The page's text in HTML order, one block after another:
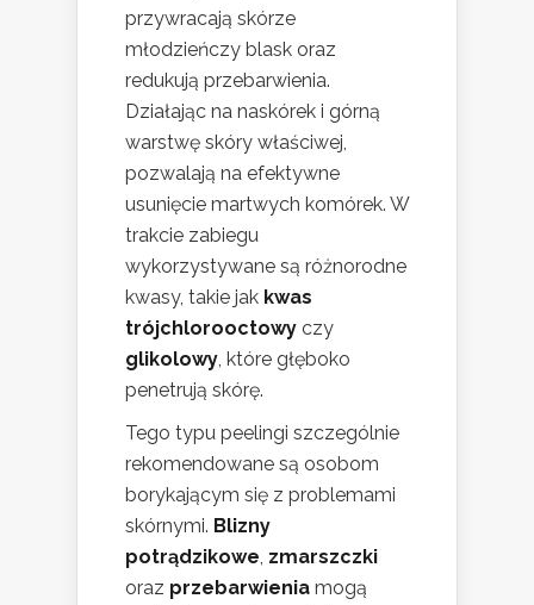
przywracają skórze
młodzieńczy blask oraz
redukują przebarwienia.
Działając na naskórek i górną
warstwę skóry właściwej,
pozwalają na efektywne
usunięcie martwych komórek. W
trakcie zabiegu
wykorzystywane są różnorodne
kwasy, takie jak kwas
trójchlorooctowy czy
glikolowy , które głęboko
penetrują skórę.
Tego typu peelingi szczególnie
rekomendowane są osobom
borykającym się z problemami
skórnymi. Blizny
potrądzikowe zmarszczki
oraz przebarwienia mogą